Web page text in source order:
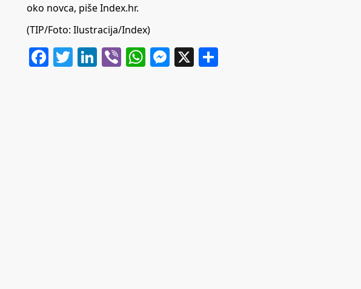
oko novca, piše Index.hr.
(TIP/Foto: Ilustracija/Index)
Facebook
Twitter
LinkedIn
ViberWhatsApp
Messenger
X